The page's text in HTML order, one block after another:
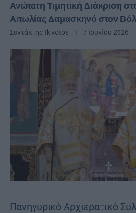
Ανώτατη Τιμητική Διάκριση
Αιτωλίας Δαμασκηνό στον
Συντάκτης Ikivotos 7 Ιουνίου 2026
Πανηγυρικό Αρχιερατικό